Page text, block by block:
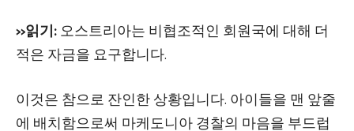
>>읽기:오스트리아는 비협조적인 회원국에 대해 더
적은 자금을 요구합니다.
이것은 참으로 잔인한 상황입니다. 아이들을 맨 앞줄
에 배치함으로써 마케도니아 경찰의 마음을 부드럽